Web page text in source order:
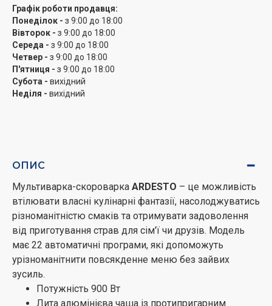
Графік роботи продавця:
Понеділок - з 9:00 до 18:00
Вівторок - з 9:00 до 18:00
Середа - з 9:00 до 18:00
Четвер - з 9:00 до 18:00
П'ятниця - з 9:00 до 18:00
Субота - вихідний
Неділя - вихідний
ОПИС
Мультиварка-скороварка ARDESTO – це можливість
втілювати власні кулінарні фантазії, насолоджуватись
різноманітністю смаків та отримувати задоволення
від приготування страв для сім'ї чи друзів. Модель
має 22 автоматичні програми, які допоможуть
урізноманітнити повсякденне меню без зайвих
зусиль.
Потужність 900 Вт
Лита алюмінієва чаша із протипригарним